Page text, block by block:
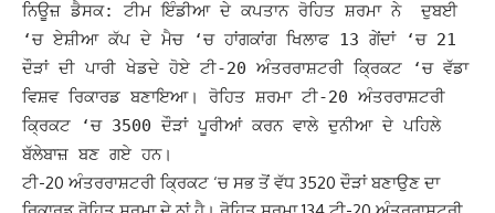
ਨਿਊਜ਼ ਡੈਸਕ: ਟੀਮ ਇੰਡੀਆ ਦੇ ਕਪਤਾਨ ਰੋਹਿਤ ਸ਼ਰਮਾ ਨੇ ਦੁਬਈ
‘ਚ ਏਸ਼ੀਆ ਕੱਪ ਦੇ ਮੈਚ ‘ਚ ਹਾਂਗਕਾਂਗ ਖਿਲਾਫ 13 ਗੇਂਦਾਂ ‘ਚ 21
ਦੌੜਾਂ ਦੀ ਪਾਰੀ ਖੇਡਦੇ ਹੋਏ ਟੀ-20 ਅੰਤਰਰਾਸ਼ਟਰੀ ਕ੍ਰਿਕਟ ‘ਚ ਵੱਡਾ
ਵਿਸ਼ਵ ਰਿਕਾਰਡ ਬਣਾਇਆ। ਰੋਹਿਤ ਸ਼ਰਮਾ ਟੀ-20 ਅੰਤਰਰਾਸ਼ਟਰੀ
ਕ੍ਰਿਕਟ ‘ਚ 3500 ਦੌੜਾਂ ਪੂਰੀਆਂ ਕਰਨ ਵਾਲੇ ਦੁਨੀਆ ਦੇ ਪਹਿਲੇ
ਬੱਲੇਬਾਜ਼ ਬਣ ਗਏ ਹਨ।
ਟੀ-20 ਅੰਤਰਰਾਸ਼ਟਰੀ ਕ੍ਰਿਕਟ ‘ਚ ਸਭ ਤੋਂ ਵੱਧ 3520 ਦੌੜਾਂ ਬਣਾਉਣ ਦਾ